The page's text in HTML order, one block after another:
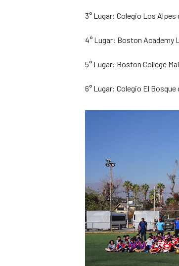
3° Lugar: Colegio Los Alpes
4° Lugar: Boston Academy
5° Lugar: Boston College
6° Lugar: Colegio El